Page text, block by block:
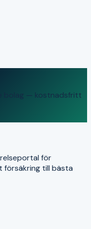
bolag — kostnadsfritt
för
försäkring till bästa